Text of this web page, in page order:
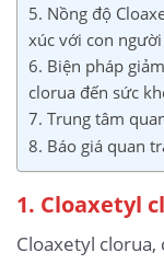
5. Nồng độ
xúc với con người
6. Biện pháp
clorua đến sức
7. Trung tâm
8. Báo giá quan
1. Cloaxetyl
Cloaxetyl clorua,